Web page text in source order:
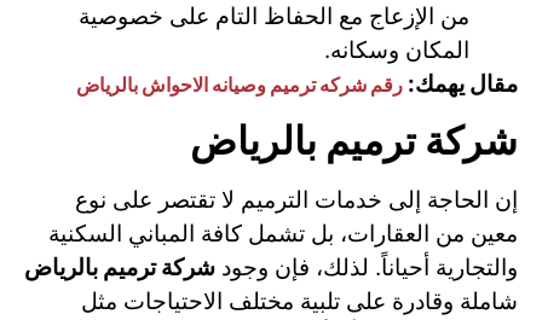
من الإزعاج مع الحفاظ التام على خصوصية
المكان وسكانه.
مقال يهمك: رقم شركه ترميم وصيانه الاحواش بالرياض
شركة ترميم بالرياض
إن الحاجة إلى خدمات الترميم لا تقتصر على نوع
معين من العقارات، بل تشمل كافة المباني السكنية
والتجارية أحياناً. لذلك، فإن وجود شركة ترميم بالرياض
شاملة وقادرة على تلبية مختلف الاحتياجات مثل